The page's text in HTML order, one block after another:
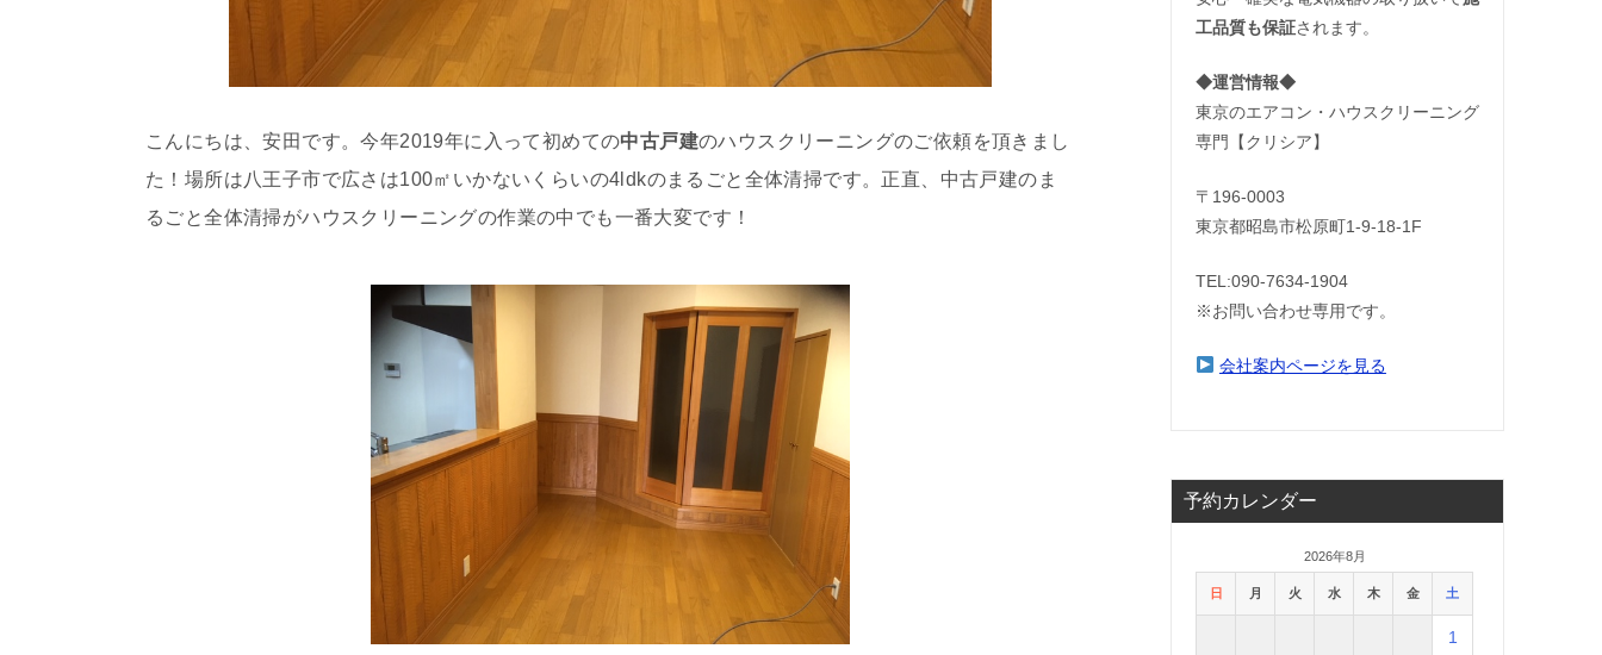
こんにちは、安田です。今年2019年に入って初めての中古戸建のハウスクリーニングのご依頼を頂きまし
た！場所は八王子市で広さは100㎡いかないくらいの4ldkのまるごと全体清掃です。正直、中古戸建のま
るごと全体清掃がハウスクリーニングの作業の中でも一番大変です！
工品質も保証されます。
◆運営情報◆
東京のエアコン・ハウスクリーニング
専門【クリシア】
〒196-0003
東京都昭島市松原町1-9‐18‐1F
TEL:090-7634-1904
※お問い合わせ専用です。
会社案内ページを見る
予約カレンダー
2026年8月
日 月 火 水 木 金 土
1